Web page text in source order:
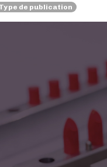
Type de publication